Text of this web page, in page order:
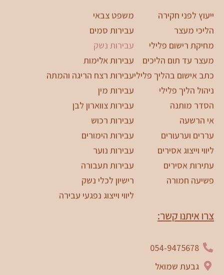
ייעוץ לפני חקירה
הליכי מעצר
מחיקת רישום פלילי
מעצר עד תום הליכים
כתב אישום בהליך פלילי
ניהול הליך פלילי
הסדר מותנה
אי הרשעה
עררים וערעורים
ליווי וייצוג אסירים
עתירות אסירים
פשיעה חמורה
משפט צבאי
עבירות סמים
עבירות נשק
עבירות אלימות
עבירות רצח הריגה והמתה
עבירות מין
עבירות צווארון לבן
עבירות רכוש
עבירות הימורים
עבירות נוער
עבירות תעבורה
רישיון לכלי נשק
ליווי וייצוג נפגעי עבירה
צרו איתנו קשר:
054-9475678
גבעת שמואל